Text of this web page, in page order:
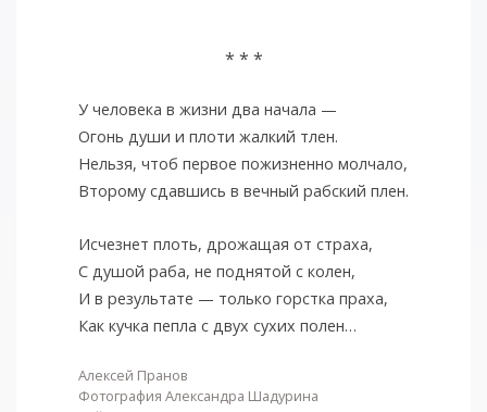
* * *
У человека в жизни два начала —
Огонь души и плоти жалкий тлен.
Нельзя, чтоб первое пожизненно молчало,
Второму сдавшись в вечный рабский плен.
Исчезнет плоть, дрожащая от страха,
С душой раба, не поднятой с колен,
И в результате — только горстка праха,
Как кучка пепла с двух сухих полен…
Алексей Пранов
Фотография Александра Шадурина